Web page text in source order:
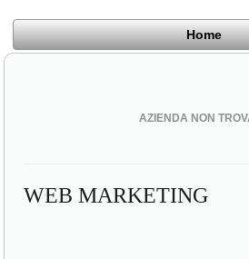
Home
AZIENDA NON
WEB MARKETING